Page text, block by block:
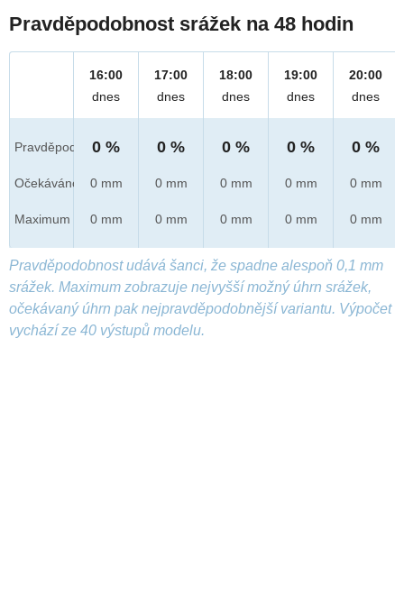
Pravděpodobnost srážek na 48 hodin
Pravděpod.
Očekáváno
Maximum
16:00
dnes
0 %
0 mm
0 mm
17:00
dnes
0 %
0 mm
0 mm
18:00
dnes
0 %
0 mm
0 mm
19:00
dnes
0 %
0 mm
0 mm
20:00
dnes
0 %
0 mm
0 mm
Pravděpodobnost udává šanci, že spadne alespoň 0,1 mm
srážek. Maximum zobrazuje nejvyšší možný úhrn srážek,
očekávaný úhrn pak nejpravděpodobnější variantu. Výpočet
vychází ze 40 výstupů modelu.